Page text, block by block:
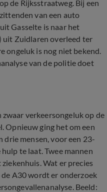
de Rijksstraatweg. Bij een
van een auto
Gasselte is naar het
uit Zuidlaren overleed ter
ongeluk is nog niet bekend.
van de politie doet
verkeersongeluk op de
Opnieuw ging het om een
drie mensen, voor een 23-
te laat. Twee mannen
Wat er precies
A30 wordt er onderzoek
Beeld: